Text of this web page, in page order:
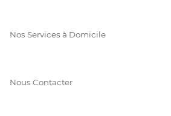
Nos Services à Domicile
Nous Contacter